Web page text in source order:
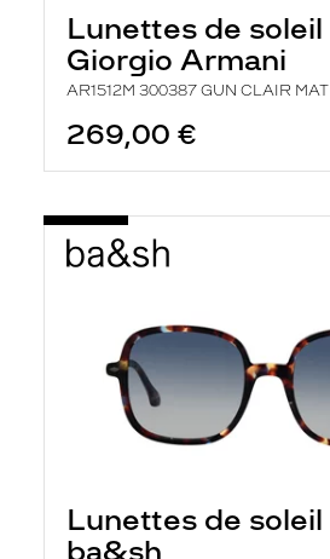
Lunettes de soleil
Giorgio Armani
AR1512M 300387 GUN CLAIR MAT
269,00 €
Lunettes de soleil
ba&sh